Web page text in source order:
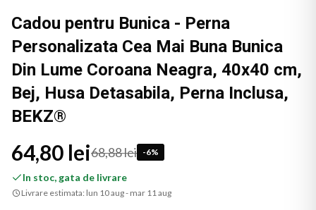
Cadou pentru Bunica - Perna
Personalizata Cea Mai Buna Bunica
Din Lume Coroana Neagra, 40x40 cm,
Bej, Husa Detasabila, Perna Inclusa,
BEKZ®
64,80 lei68,88 lei -6%
In stoc, gata de livrare
Livrare estimata: lun 10 aug - mar 11 aug